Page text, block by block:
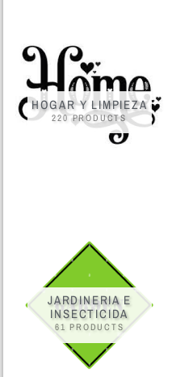
HOGAR Y LIMPIEZA
220 PRODUCTS
JARDINERIA E
INSECTICIDA
61 PRODUCTS